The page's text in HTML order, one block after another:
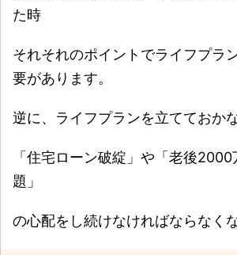
た時
それそれのポイントでライフプラ
要があります。
逆に、ライフプランを立てておか
「住宅ローン破綻」や「老後
題」
の心配をし続けなければならなく